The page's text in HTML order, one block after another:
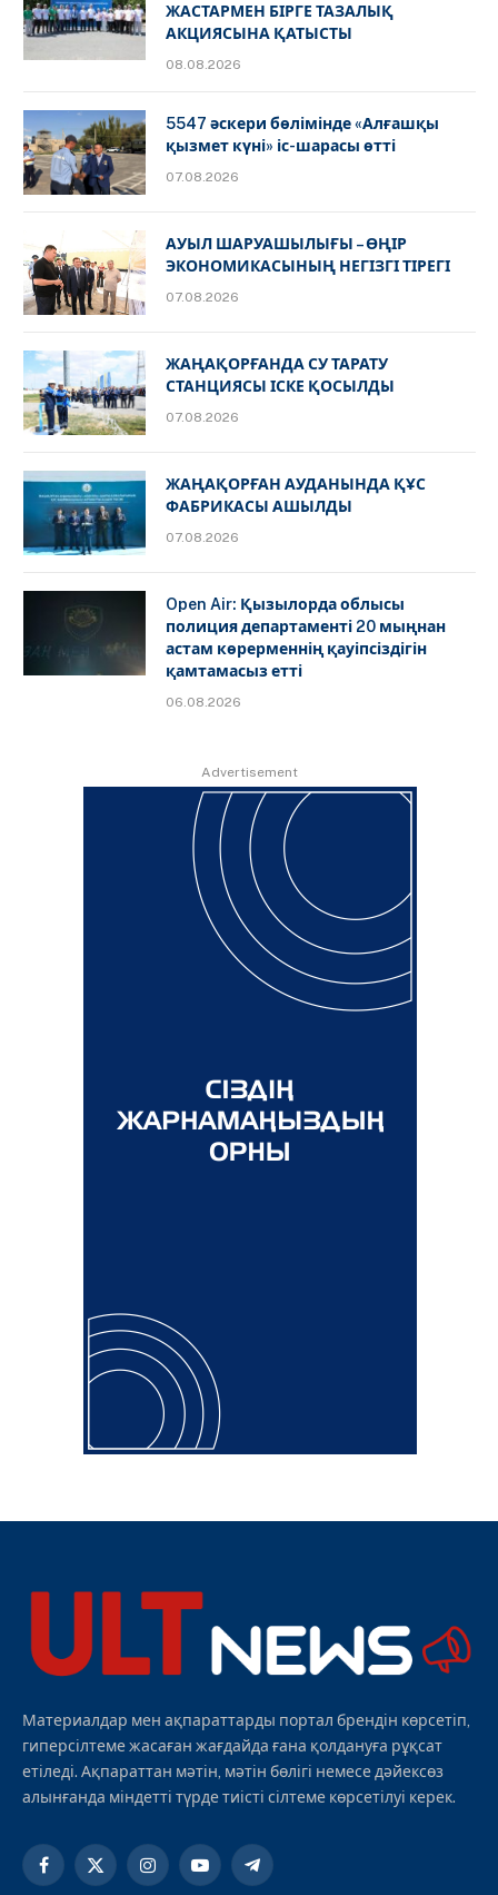
ЖАСТАРМЕН БІРГЕ ТАЗАЛЫҚ
АКЦИЯСЫНА ҚАТЫСТЫ
08.08.2026
5547 әскери бөлімінде «Алғашқы
қызмет күні» іс-шарасы өтті
07.08.2026
АУЫЛ ШАРУАШЫЛЫҒЫ – ӨҢІР
ЭКОНОМИКАСЫНЫҢ НЕГІЗГІ ТІРЕГІ
07.08.2026
ЖАҢАҚОРҒАНДА СУ ТАРАТУ
СТАНЦИЯСЫ ІСКЕ ҚОСЫЛДЫ
07.08.2026
ЖАҢАҚОРҒАН АУДАНЫНДА ҚҰС
ФАБРИКАСЫ АШЫЛДЫ
07.08.2026
Open Air: Қызылорда облысы
полиция департаменті 20 мыңнан
астам көрерменнің қауіпсіздігін
қамтамасыз етті
06.08.2026
Advertisement
Материалдар мен ақпараттарды портал брендін көрсетіп,
гиперсілтеме жасаған жағдайда ғана қолдануға рұқсат
етіледі. Ақпараттан мәтін, мәтін бөлігі немесе дәйексөз
алынғанда міндетті түрде тиісті сілтеме көрсетілуі керек.
Facebook
X
InstagramYouTubeTelegram